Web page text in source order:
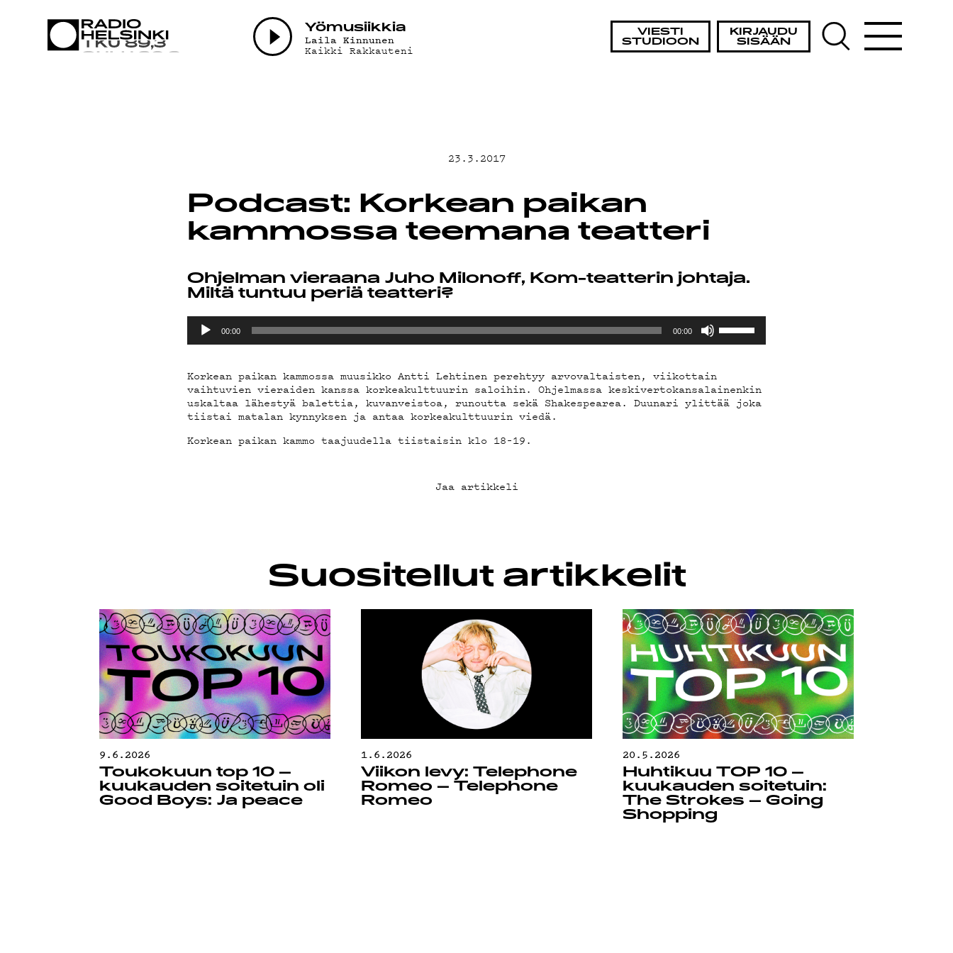
VIESTI
STUDIOON
KIRJAUDU
SISÄÄN
Yö­mu­siik­kia
Laila Kinnunen
Kaikki Rakkauteni
AJANKOHTAISTA
TEKIJÄT
ON-DEMAND
PODCAST
MAINOSTA
YHTEYSTIEDOT
G LIVELAB
YSTÄVÄKLUBI
TIETOSUOJA
23.3.2017
Podcast: Korkean paikan
kammossa teemana teatteri
Ohjelman vieraana Juho Milonoff, Kom-teatterin johtaja.
Miltä tuntuu periä teatteri?
Äänitoistin
00:00 00:00
ylös
äänenvoimakkuutta
suuremmaksi
Korkean paikan kammossa muusikko Antti Lehtinen perehtyy arvovaltaisten, viikottain
vaihtuvien vieraiden kanssa korkeakulttuurin saloihin. Ohjelmassa keskivertokansalainenkin
uskaltaa lähestyä balettia, kuvanveistoa, runoutta sekä Shakespearea. Duunari ylittää joka
tiistai matalan kynnyksen ja antaa korkeakulttuurin viedä.
Korkean paikan kammo taajuudella tiistaisin klo 18–19.
Jaa artikkeli
Suositellut artikkelit
9.6.2026
Toukokuun top 10 –
kuukauden soitetuin oli
Good Boys: Ja peace
1.6.2026
Viikon levy: Telephone
Romeo – Telephone
Romeo
20.5.2026
Huhtikuu TOP 10 –
kuukauden soitetuin:
The Strokes – Going
Shopping